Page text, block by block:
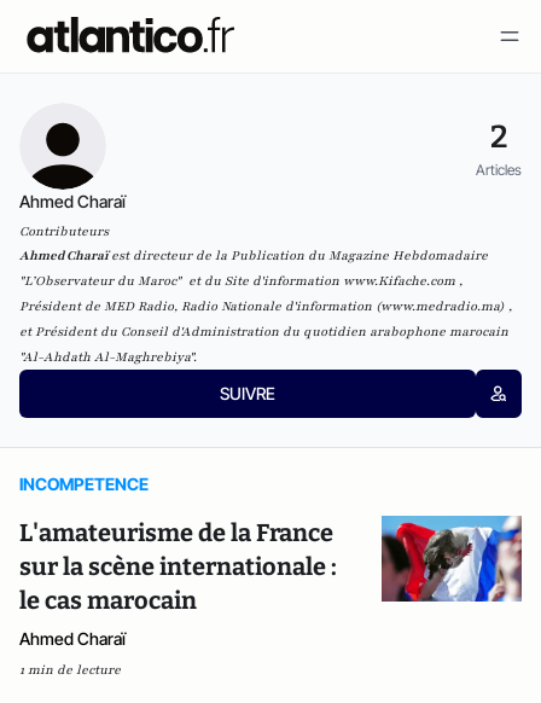
2
Articles
Ahmed Charaï
Contributeurs
Ahmed Charaïest directeur de la Publication du Magazine Hebdomadaire
"L’Observateur du Maroc" et du Site d'information www.Kifache.com ,
Président de MED Radio, Radio Nationale d'information (www.medradio.ma) ,
et Président du Conseil d'Administration du quotidien arabophone marocain
"Al-Ahdath Al-Maghrebiya".
SUIVRE
INCOMPETENCE
L'amateurisme de la France
sur la scène internationale :
le cas marocain
Ahmed Charaï
1 min de lecture